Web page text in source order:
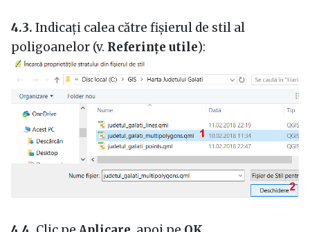
4.3. Indicați calea către fișierul de stil al
poligoanelor (v. Referințe utile):